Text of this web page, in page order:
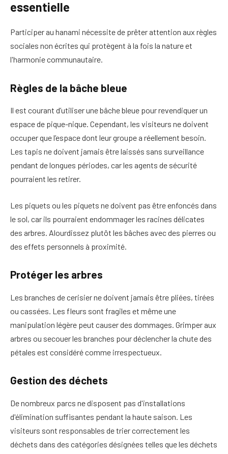
essentielle
Participer au hanami nécessite de prêter attention aux règles
sociales non écrites qui protègent à la fois la nature et
l'harmonie communautaire.
Règles de la bâche bleue
Il est courant d’utiliser une bâche bleue pour revendiquer un
espace de pique-nique. Cependant, les visiteurs ne doivent
occuper que l’espace dont leur groupe a réellement besoin.
Les tapis ne doivent jamais être laissés sans surveillance
pendant de longues périodes, car les agents de sécurité
pourraient les retirer.
Les piquets ou les piquets ne doivent pas être enfoncés dans
le sol, car ils pourraient endommager les racines délicates
des arbres. Alourdissez plutôt les bâches avec des pierres ou
des effets personnels à proximité.
Protéger les arbres
Les branches de cerisier ne doivent jamais être pliées, tirées
ou cassées. Les fleurs sont fragiles et même une
manipulation légère peut causer des dommages. Grimper aux
arbres ou secouer les branches pour déclencher la chute des
pétales est considéré comme irrespectueux.
Gestion des déchets
De nombreux parcs ne disposent pas d'installations
d'élimination suffisantes pendant la haute saison. Les
visiteurs sont responsables de trier correctement les
déchets dans des catégories désignées telles que les déchets